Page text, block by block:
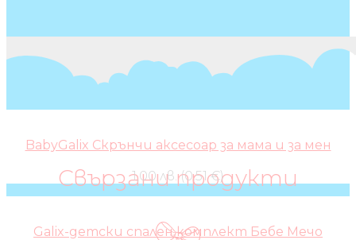
Свързани продукти
BabyGalix Скрънчи аксесоар за мама и за мен
1,00 лв. (0.51 €)
Galix-детски спален комплект Бебе Мечо